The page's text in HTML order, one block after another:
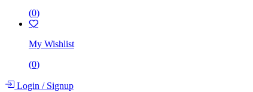
(0)
My Wishlist
(0)
Login /Signup